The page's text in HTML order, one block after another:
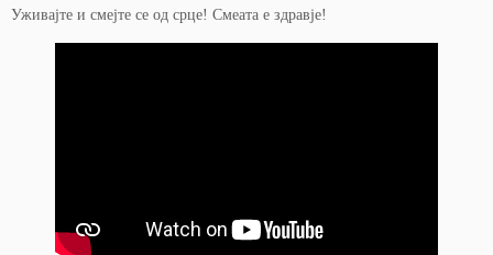
Уживајте и смејте се од срце! Смеата е здравје!